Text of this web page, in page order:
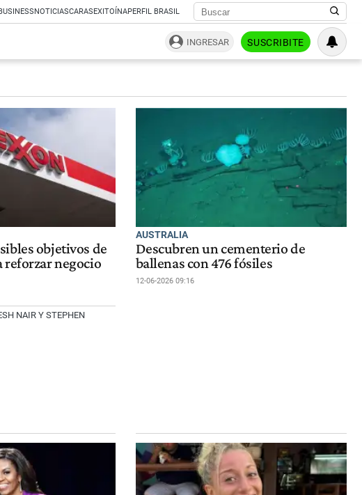
NOTICIASCARASEXITOÍNAPERFIL BRASIL
INGRESAR SUSCRIBITE
objetivos de
negocio
NAIR Y STEPHEN
AUSTRALIA
Descubren un cementerio de
ballenas con 476 fósiles
12-06-2026 09:16